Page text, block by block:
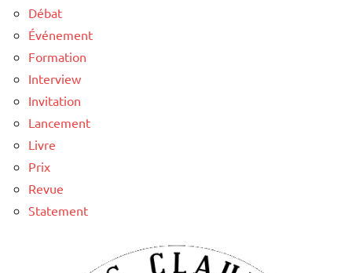
Débat
Événement
Formation
Interview
Invitation
Lancement
Livre
Prix
Revue
Statement